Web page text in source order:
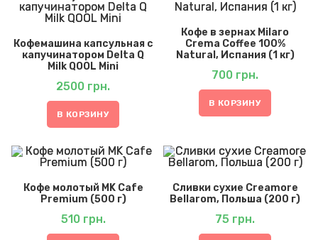
Кофемашина капсульная с
капучинатором Delta Q
Milk QOOL Mini
2500 грн.
В КОРЗИНУ
Кофе в зернах Milaro
Crema Coffee 100%
Natural, Испания (1 кг)
700 грн.
В КОРЗИНУ
Кофе молотый MK Cafe
Premium (500 г)
510 грн.
Сливки сухие Creamore
Bellarom, Польша (200 г)
75 грн.